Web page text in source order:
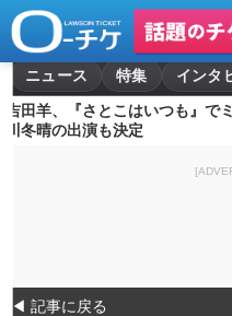
ニュース 特集 インタ
吉田羊、『さとこはいつも』
川冬晴の出演も決定
◀ 記事に戻る